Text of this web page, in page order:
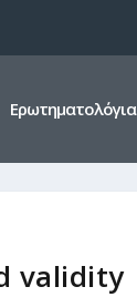
Ερωτηματολόγια
validity